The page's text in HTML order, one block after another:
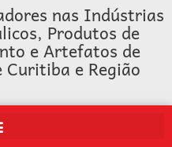
nas Indústrias
Produtos de
e Artefatos de
Curitiba e Região